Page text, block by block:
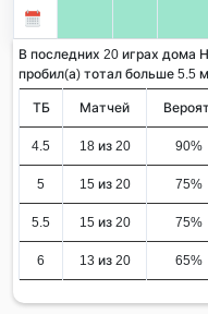
В последних 20 играх дома
пробил(а) тотал больше 5.5
ТБ Матчей
4.5 18 из 20 90%
5 15 из 20 75%
5.5 15 из 20 75%
6 13 из 20 65%